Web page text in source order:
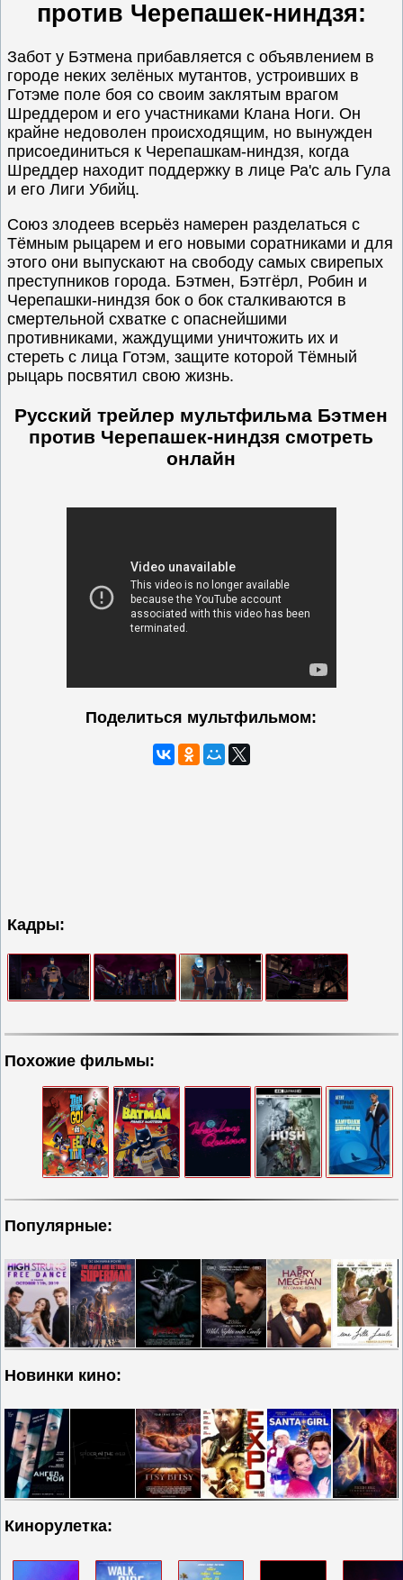
против Черепашек-ниндзя:
Забот у Бэтмена прибавляется с объявлением в
городе неких зелёных мутантов, устроивших в
Готэме поле боя со своим заклятым врагом
Шреддером и его участниками Клана Ноги. Он
крайне недоволен происходящим, но вынужден
присоединиться к Черепашкам-ниндзя, когда
Шреддер находит поддержку в лице Ра'с аль Гула
и его Лиги Убийц.
Союз злодеев всерьёз намерен разделаться с
Тёмным рыцарем и его новыми соратниками и для
этого они выпускают на свободу самых свирепых
преступников города. Бэтмен, Бэтгёрл, Робин и
Черепашки-ниндзя бок о бок сталкиваются в
смертельной схватке с опаснейшими
противниками, жаждущими уничтожить их и
стереть с лица Готэм, защите которой Тёмный
рыцарь посвятил свою жизнь.
Русский трейлер мультфильма Бэтмен
против Черепашек-ниндзя смотреть
онлайн
Поделиться мультфильмом:
Кадры:
Похожие фильмы:
Популярные:
Новинки кино:
Кинорулетка: